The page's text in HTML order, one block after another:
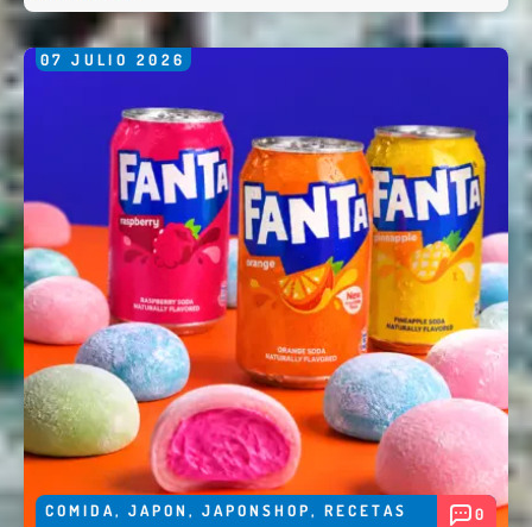
07 JULIO 2026
COMIDA, JAPON , JAPONSHOP, RECETAS 0